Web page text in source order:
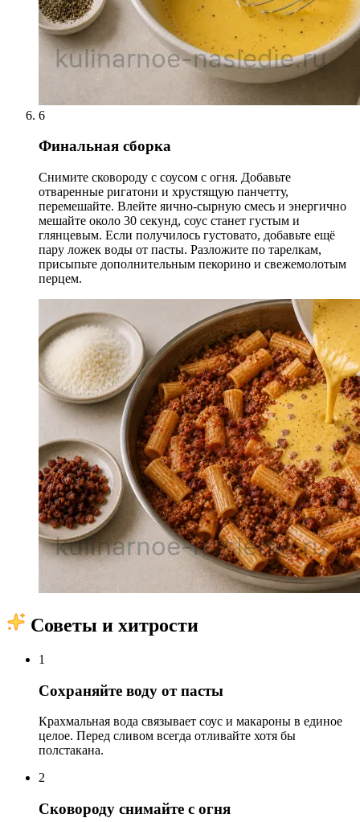
6
Финальная сборка
Снимите сковороду с соусом с огня. Добавьте
отваренные ригатони и хрустящую панчетту,
перемешайте. Влейте яично-сырную смесь и энергично
мешайте около 30 секунд, соус станет густым и
глянцевым. Если получилось густовато, добавьте ещё
пару ложек воды от пасты. Разложите по тарелкам,
присыпьте дополнительным пекорино и свежемолотым
перцем.
Советы и хитрости
1
Сохраняйте воду от пасты
Крахмальная вода связывает соус и макароны в единое
целое. Перед сливом всегда отливайте хотя бы
полстакана.
2
Сковороду снимайте с огня